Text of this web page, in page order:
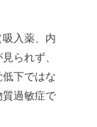
入薬、内
られず、
下ではな
過敏症で